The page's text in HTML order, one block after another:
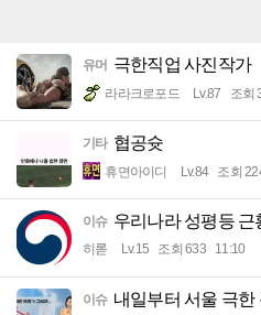
유머 극한직업 사진작가
라라크로포드 Lv.87 조회
기타 협공슛
휴면아이디 Lv.84 조회
이슈 우리나라 성평등 근
히롣 Lv.15 조회 633 11:10
이슈 내일부터 서울 극한